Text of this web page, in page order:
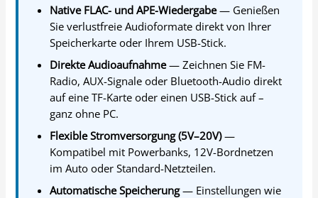
Native FLAC- und APE-Wiedergabe— Genießen
Sie verlustfreie Audioformate direkt von Ihrer
Speicherkarte oder Ihrem USB-Stick.
Direkte Audioaufnahme— Zeichnen Sie FM-
Radio, AUX-Signale oder Bluetooth-Audio direkt
auf eine TF-Karte oder einen USB-Stick auf –
ganz ohne PC.
Flexible Stromversorgung (5V–20V)—
Kompatibel mit Powerbanks, 12V-Bordnetzen
im Auto oder Standard-Netzteilen.
Automatische Speicherung— Einstellungen wie